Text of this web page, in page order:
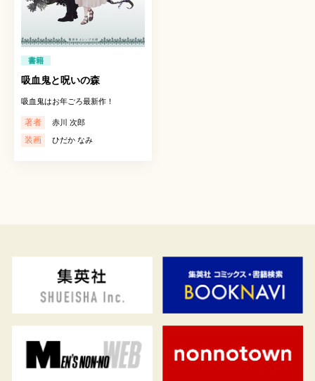
書籍
吸血鬼と呪いの森
吸血鬼はお年ごろ最新作！
著者 赤川 次郎
装画 ひだか なみ